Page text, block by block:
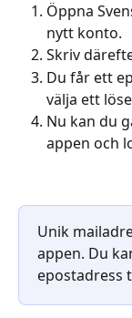
Öppna
nytt konto.
Skriv
Du får ett
välja ett
Nu kan du
appen och
Unik
appen. Du
epostadress